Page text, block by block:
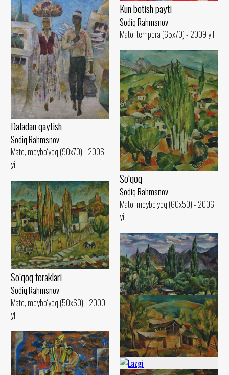
Kun botish payti
Sodiq Rahmsnov
Mato, tempera (65x70) - 2009 yil
Daladan qaytish
Sodiq Rahmsnov
Mato, moybo‘yoq (90x70) - 2006
yil
So‘qoq
Sodiq Rahmsnov
Mato, moybo‘yoq (60x50) - 2006
yil
So‘qoq teraklari
Sodiq Rahmsnov
Mato, moybo‘yoq (50x60) - 2000
yil
Bulutli kun
Sodiq Rahmsnov
Mato, moybo‘yoq (50x60) - 2000
yil